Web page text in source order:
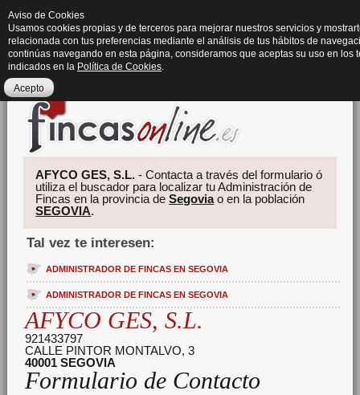
AFYCO GES, S.L. - Contacta a través del formulario ó
utiliza el buscador para localizar tu Administración de
Fincas en la provincia deSegoviao en la población
SEGOVIA.
Tal vez te interesen:
ADMINISTRADOR DE FINCAS EN SEGOVIA
ADMINISTRADOR DE FINCAS EN SEGOVIA
AFYCO GES, S.L.
921433797
CALLE PINTOR MONTALVO, 3
40001 SEGOVIA
Formulario de Contacto
Aviso de Cookies
Usamos cookies propias y de terceros para mejorar nuestros servicios y
relacionada con tus preferencias mediante el análisis de tus hábitos de
continúas navegando en esta página, consideramos que aceptas su uso en los
indicados en la Política de Cookies.
Acepto